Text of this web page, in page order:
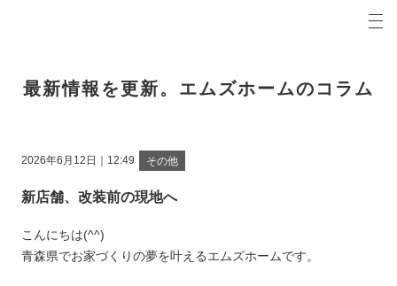
2026年6月12日｜12:49 その他
新店舗、改装前の現地へ
最新情報を更新。エムズホームのコラム
こんにちは(^^)
青森県でお家づくりの夢を叶えるエムズホームです。